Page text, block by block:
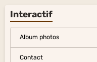
Interactif
Album photos
Contact